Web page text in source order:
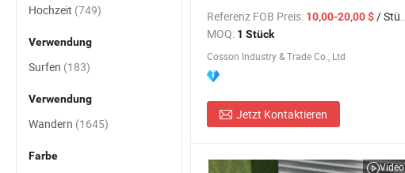
Replikate Damen Großhandel Damen
China Replik Online-Shop Leder High
Heels Schuhe
Referenz FOB Preis: 10,00-20,00 $/ Stück
MOQ: 1 Stück
Cosson Industry & Trade Co., Ltd
Jetzt Kontaktieren
Video
Hochzeit (749)
Verwendung
Surfen (183)
Verwendung
Wandern (1645)
Farbe